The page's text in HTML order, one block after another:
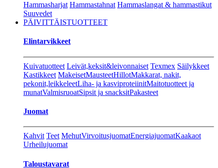
Hammasharjat Hammastahnat Hammaslangat & hammastikut
Suuvedet
PÄIVITTÄISTUOTTEET
Elintarvikkeet
Kuivatuotteet Leivät,keksit&leivonnaiset Texmex Säilykkeet
Kastikkeet MakeisetMausteetHillotMakkarat, nakit,
pekonit,leikkeleetLiha- ja kasviproteiinitMaitotuotteet ja
munatValmisruoatSipsit ja snacksitPakasteet
Juomat
Kahvit Teet MehutVirvoitusjuomatEnergiajuomatKaakaot
Urheilujuomat
Taloustavarat